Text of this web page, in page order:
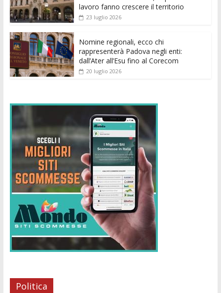
lavoro fanno crescere il territorio
23 luglio 2026
Nomine regionali, ecco chi
rappresenterà Padova negli enti:
dall’Ater all’Esu fino al Corecom
20 luglio 2026
Politica